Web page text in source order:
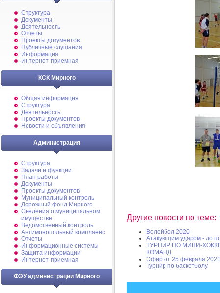
Структура
Документы
Деятельность
Отчеты
Проекты документов
Публичные слушания
Информация
Интернет-приемная
КСК Мирного
Общая информация
Структура
Деятельность
Проекты документов
Новости и объявления
Администрация
Структура
Задачи и функции
План работы
Документы
Проекты документов
Муниципальный контроль
Дорожный фонд Мирного
Cведения о муниципальном
имуществе
Ведомственный контроль
Антимонопольный комплаенс
Отчеты
Информационные системы
Защита информации
Интернет-приемная
ФЭУ администрации Мирного
Другие новости по теме:
Волейбол 2020
Атакующим ударом - до
ТУРНИР ПО МИНИ-
КОМАНД
Эфир от 25 февраля
Турнир по баскетболу